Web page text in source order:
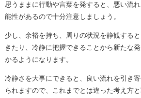
思うままに行動や言葉を発すると、悪い流
能性があるので十分注意しましょう。
少し、余裕を持ち、周りの状況を静観する
きたり、冷静に把握できることから新たな
かるようになります。
冷静さを大事にできると、良い流れを引き
られますので、これまでとは違った考え方